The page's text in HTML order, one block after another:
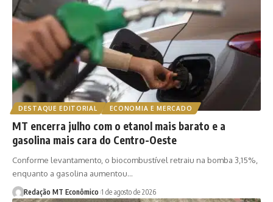
DESTAQUE EDITORIAL ECONOMIA E MERCADO
MT encerra julho com o etanol mais barato e a
gasolina mais cara do Centro-Oeste
Conforme levantamento, o biocombustível retraiu na bomba 3,15%,
enquanto a gasolina aumentou…
Redação MT Econômico 1 de agosto de 2026